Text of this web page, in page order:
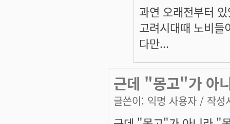
과연 오래전부터
고려시대때 노비들
다만...
근데 "몽고"가 아
글쓴이: 익명 사용자 / 작성